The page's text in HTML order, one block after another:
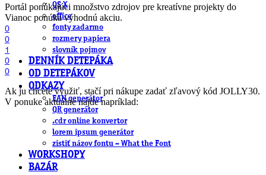
OS X
office
fonty zadarmo
rozmery papiera
slovník pojmov
DENNÍK DETEPÁKA
OD DETEPÁKOV
ODKAZY
EAN generátor
QR generátor
.cdr online konvertor
lorem ipsum generátor
zistiť názov fontu – What the Font
WORKSHOPY
BAZÁR
Portál ponúkajúci množstvo zdrojov pre kreatívne projekty do
Vianoc ponúka výhodnú akciu.
0
0
1
0
0
Ak ju chcete využiť, stačí pri nákupe zadať zľavový kód JOLLY30.
V ponuke aktuálne nájde napríklad: